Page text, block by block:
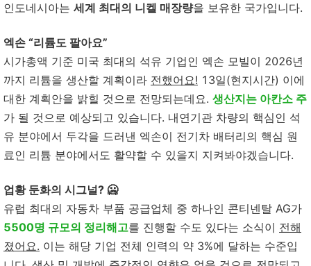
인도네시아는 세계 최대의 니켈 매장량을 보유한 국가입니다.
엑손 “리튬도 팔아요”
시가총액 기준 미국 최대의 석유 기업인 엑손 모빌이 2026년
까지 리튬을 생산할 계획이라 전했어요! 13일(현지시간) 이에
대한 계획안을 밝힐 것으로 전망되는데요. 생산지는 아칸소 주
가 될 것으로 예상되고 있습니다. 내연기관 차량의 핵심인 석
유 분야에서 두각을 드러낸 엑손이 전기차 배터리의 핵심 원
료인 리튬 분야에서도 활약할 수 있을지 지켜봐야겠습니다.
업황 둔화의 시그널? 🥶
유럽 최대의 자동차 부품 공급업체 중 하나인 콘티넨탈 AG가
5500명 규모의 정리해고를 진행할 수도 있다는 소식이 전해
졌어요. 이는 해당 기업 전체 인력의 약 3%에 달하는 수준입